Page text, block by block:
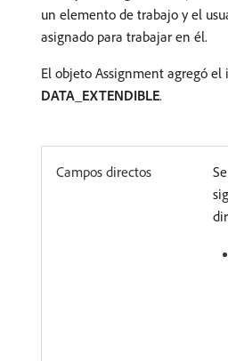
un elemento de trabajo y el
asignado para trabajar en él.
El objeto Assignment agregó el
DATA_EXTENDIBLE.
Campos directos